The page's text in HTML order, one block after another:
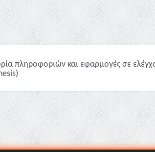
πληροφοριών και εφαρμογές σε